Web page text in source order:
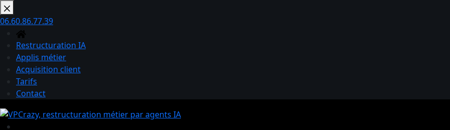
Passer
au
contenu
06.60.86.77.39
Restructuration IA
Applis métier
Acquisition client
Tarifs
Contact